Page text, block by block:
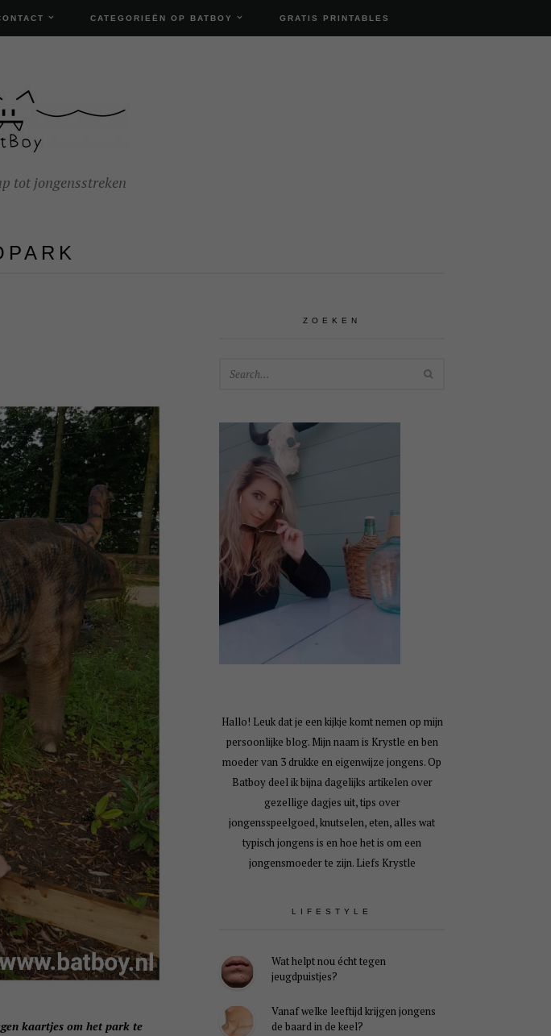
CATEGORIEËN OP BATBOY GRATIS PRINTABLES
tot jongensstreken
kaartjes om het park te
ZOEKEN
Hallo! Leuk dat je een kijkje komt nemen op mijn
persoonlijke blog. Mijn naam is Krystle en ben
moeder van 3 drukke en eigenwijze jongens. Op
Batboy deel ik bijna dagelijks artikelen over
gezellige dagjes uit, tips over
jongensspeelgoed, knutselen, eten, alles wat
typisch jongens is en hoe het is om een
jongensmoeder te zijn. Liefs Krystle
LIFESTYLE
Wat helpt nou écht tegen
jeugdpuistjes?
Vanaf welke leeftijd krijgen jongens
de baard in de keel?